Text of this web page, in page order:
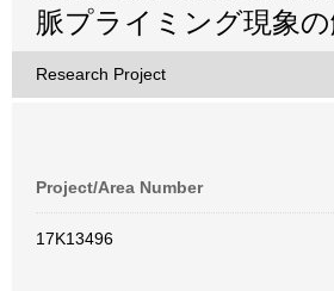
脈プライミング現象の
Research Project
Project/Area Number
17K13496